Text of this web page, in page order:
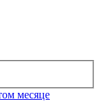
месяце